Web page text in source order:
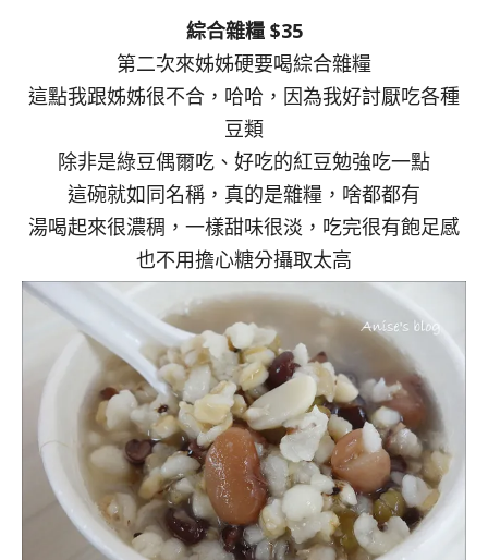
綜合雜糧 $35
第二次來姊姊硬要喝綜合雜糧
這點我跟姊姊很不合，哈哈，因為我好討厭吃各種
豆類
除非是綠豆偶爾吃、好吃的紅豆勉強吃一點
這碗就如同名稱，真的是雜糧，啥都都有
湯喝起來很濃稠，一樣甜味很淡，吃完很有飽足感
也不用擔心糖分攝取太高